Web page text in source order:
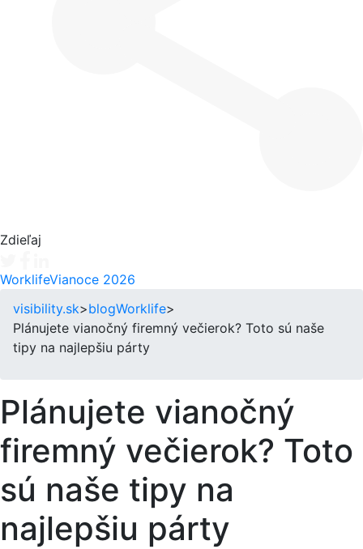
Zdieľaj
WorklifeVianoce 2026
visibility.sk>blogWorklife>
Plánujete vianočný firemný večierok? Toto sú naše
tipy na najlepšiu párty
Plánujete vianočný
firemný večierok? Toto
sú naše tipy na
najlepšiu párty